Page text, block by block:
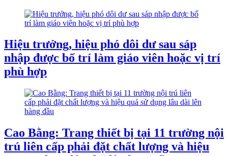
Hiệu trưởng, hiệu phó dôi dư sau sáp
nhập được bố trí làm giáo viên hoặc vị trí
phù hợp
Cao Bằng: Trang thiết bị tại 11 trường nội
trú liên cấp phải đặt chất lượng và hiệu